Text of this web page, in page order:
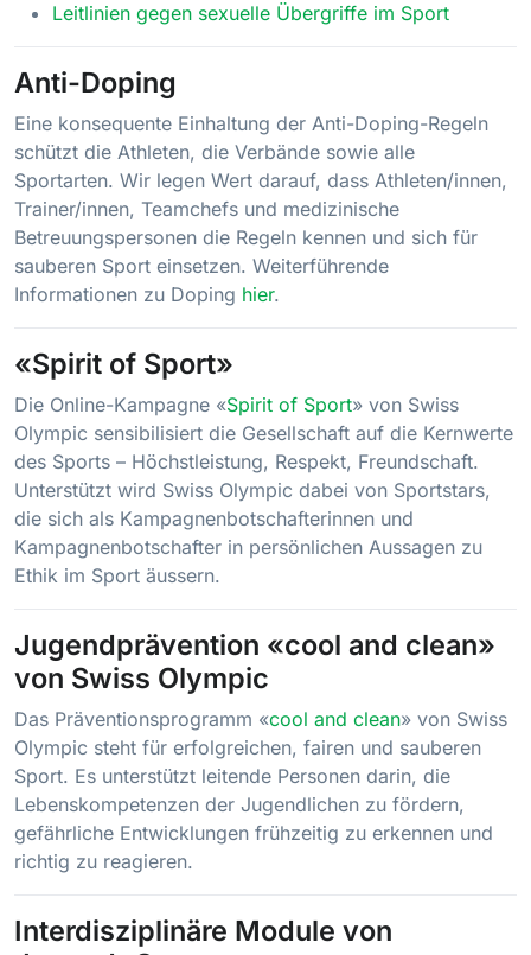
Leitlinien gegen sexuelle Übergriffe im Sport
Anti-Doping
Eine konsequente Einhaltung der Anti-Doping-Regeln
schützt die Athleten, die Verbände sowie alle
Sportarten. Wir legen Wert darauf, dass Athleten/innen,
Trainer/innen, Teamchefs und medizinische
Betreuungspersonen die Regeln kennen und sich für
sauberen Sport einsetzen. Weiterführende
Informationen zu Doping hier.
«Spirit of Sport»
Die Online-Kampagne «Spirit of Sport» von Swiss
Olympic sensibilisiert die Gesellschaft auf die Kernwerte
des Sports – Höchstleistung, Respekt, Freundschaft.
Unterstützt wird Swiss Olympic dabei von Sportstars,
die sich als Kampagnenbotschafterinnen und
Kampagnenbotschafter in persönlichen Aussagen zu
Ethik im Sport äussern.
Jugendprävention «cool and clean»
von Swiss Olympic
Das Präventionsprogramm «cool and clean» von Swiss
Olympic steht für erfolgreichen, fairen und sauberen
Sport. Es unterstützt leitende Personen darin, die
Lebenskompetenzen der Jugendlichen zu fördern,
gefährliche Entwicklungen frühzeitig zu erkennen und
richtig zu reagieren.
Interdisziplinäre Module von